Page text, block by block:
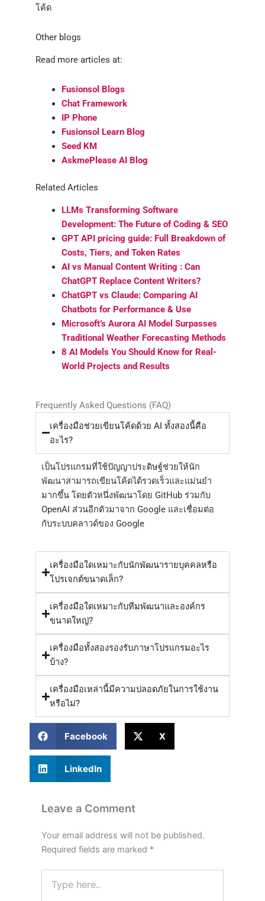
โค้ด
Other blogs
Read more articles at:
Fusionsol Blogs
Chat Framework
IP Phone
Fusionsol Learn Blog
Seed KM
AskmePlease AI Blog
Related Articles
LLMs Transforming Software
Development: The Future of Coding & SEO
GPT API pricing guide: Full Breakdown of
Costs, Tiers, and Token Rates
AI vs Manual Content Writing : Can
ChatGPT Replace Content Writers?
ChatGPT vs Claude: Comparing AI
Chatbots for Performance & Use
Microsoft’s Aurora AI Model Surpasses
Traditional Weather Forecasting Methods
8 AI Models You Should Know for Real-
World Projects and Results
Frequently Asked Questions (FAQ)
เครื่องมือช่วยเขียนโค้ดด้วย AI ทั้งสองนี้คือ
อะไร?
เป็นโปรแกรมที่ใช้ปัญญาประดิษฐ์ช่วยให้นัก
พัฒนาสามารถเขียนโค้ดได้รวดเร็วและแม่นยำ
มากขึ้น โดยตัวหนึ่งพัฒนาโดย GitHub ร่วมกับ
OpenAI ส่วนอีกตัวมาจาก Google และเชื่อมต่อ
กับระบบคลาวด์ของ Google
เครื่องมือใดเหมาะกับนักพัฒนารายบุคคลหรือ
โปรเจกต์ขนาดเล็ก?
เครื่องมือใดเหมาะกับทีมพัฒนาและองค์กร
ขนาดใหญ่?
เครื่องมือทั้งสองรองรับภาษาโปรแกรมอะไร
บ้าง?
เครื่องมือเหล่านี้มีความปลอดภัยในการใช้งาน
หรือไม่?
Facebook X
LinkedIn
Leave a Comment
Your email address will not be published.
Required fields are marked *
here..